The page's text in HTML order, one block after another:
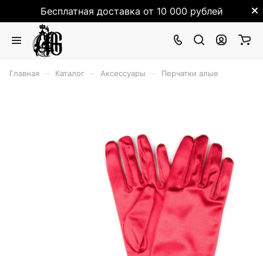
Бесплатная доставка от 10 000 рублей
Главная Каталог Аксессуары Перчатки алые